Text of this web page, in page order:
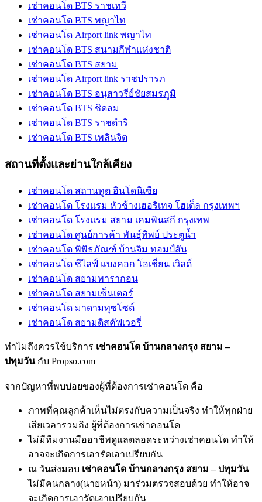
เช่าคอนโด BTS ราชเทวี
เช่าคอนโด BTS พญาไท
เช่าคอนโด Airport link พญาไท
เช่าคอนโด BTS สนามกีฬาแห่งชาติ
เช่าคอนโด BTS สยาม
เช่าคอนโด Airport link ราชปรารภ
เช่าคอนโด BTS อนุสาวรีย์ชัยสมรภูมิ
เช่าคอนโด BTS ชิดลม
เช่าคอนโด BTS ราชดำริ
เช่าคอนโด BTS เพลินจิต
สถานที่ตั้งและย่านใกล้เคียง
เช่าคอนโด สถานทูต อินโดนิเซีย
เช่าคอนโด โรงแรม หัวช้างเฮอริเทจ โฮเต็ล กรุงเทพฯ
เช่าคอนโด โรงแรม สยาม เคมพินสกี กรุงเทพ
เช่าคอนโด ศูนย์การค้า พันธุ์ทิพย์ ประตูน้ำ
เช่าคอนโด พิพิธภัณฑ์ บ้านจิม ทอมป์สัน
เช่าคอนโด ซีไลฟ์ แบงคอก โอเชี่ยน เวิลด์
เช่าคอนโด สยามพารากอน
เช่าคอนโด สยามเซ็นเตอร์
เช่าคอนโด มาดามทุซโซต์
เช่าคอนโด สยามดิสคัฟเวอรี่
ทำไมถึงควรใช้บริการ เช่าคอนโด บ้านกลางกรุง สยาม –
ปทุมวันกับ Propso.com
จากปัญหาที่พบบ่อยของผู้ที่ต้องการเช่าคอนโด คือ
ภาพที่คุณลูกค้าเห็นไม่ตรงกับความเป็นจริง ทำให้ทุกฝ่าย
เสียเวลารวมถึง ผู้ที่ต้องการเช่าคอนโด
ไม่มีทีมงานมืออาชีพดูแลตลอดระหว่างเช่าคอนโด ทำให้
อาจจะเกิดการเอารัดเอาเปรียบกัน
ณ วันส่งมอบ เช่าคอนโด บ้านกลางกรุง สยาม – ปทุมวัน
ไม่มีคนกลาง(นายหน้า) มาร่วมตรวจสอบด้วย ทำให้อาจ
จะเกิดการเอารัดเอาเปรียบกัน